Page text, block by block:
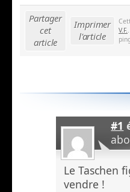
Partager
cet
article
Imprimer
l'article
V.F.
#1
Le Taschen
vendre !